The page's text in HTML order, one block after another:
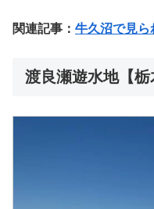
関連記事： 牛久沼で見ら
渡良瀬遊水地【栃